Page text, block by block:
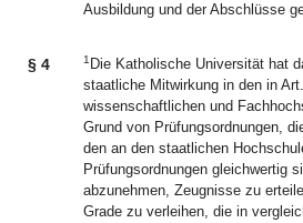
Ausbildung und der Abschlüsse
§ 4 1 Die Katholische Universität hat
staatliche Mitwirkung in den in
wissenschaftlichen und
Grund von Prüfungsordnungen,
den an den staatlichen
Prüfungsordnungen gleichwertig
abzunehmen, Zeugnisse zu
Grade zu verleihen, die in